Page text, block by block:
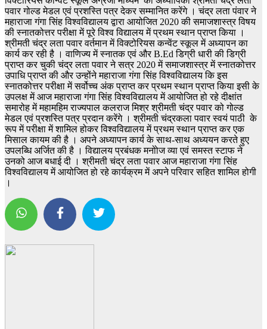
पवार गोल्ड मेडल एवं प्रशस्ति पत्र देकर सम्मानित करेंगे । चंद्र लता पंवार ने
महाराजा गंगा सिंह विश्वविद्यालय द्वारा आयोजित 2020 की समाजशास्त्र विषय
की स्नातकोत्तर परीक्षा में पूरे विश्व विद्यालय में प्रथम स्थान प्राप्त किया ।
श्रीमती चंद्र लता पवार वर्तमान में विक्टोरियस कन्वेंट स्कूल में अध्यापन का
कार्य कर रही है । वाणिज्य में स्नातक एवं और B.Ed डिग्री धारी की डिग्री
प्राप्त कर चुकी चंद्र लता पवार ने सत्र 2020 में समाजशास्त्र में स्नातकोत्तर
उपाधि प्राप्त की और उन्होंने महाराजा गंगा सिंह विश्वविद्यालय कि इस
स्नातकोत्तर परीक्षा में सर्वोच्च अंक प्राप्त कर प्रथम स्थान प्राप्त किया इसी के
उपलक्ष में आज महाराजा गंगा सिंह विश्वविद्यालय में आयोजित हो रहे दीक्षांत
समारोह में महामहिम राज्यपाल कलराज मिश्र श्रीमती चंद्र पवार को गोल्ड
मेडल एवं प्रशस्ति पत्र प्रदान करेंगे ।श्रीमती चंद्रकला पवार स्वयं पाठी के
रूप में परीक्षा में शामिल होकर विश्वविद्यालय में प्रथम स्थान प्राप्त कर एक
मिसाल कायम की है । अपने अध्यापन कार्य के साथ-साथ अध्ययन करते हुए
उपलब्धि अर्जित की है । विद्यालय प्रबंधक मनोोज व्या एवं समस्त स्टाफ ने
उनको आज बधाई दी । श्रीमती चंद्र लता पवार आज महाराजा गंगा सिंह
विश्वविद्यालय में आयोजित हो रहे कार्यक्रम में अपने परिवार सहित शामिल होगी
।